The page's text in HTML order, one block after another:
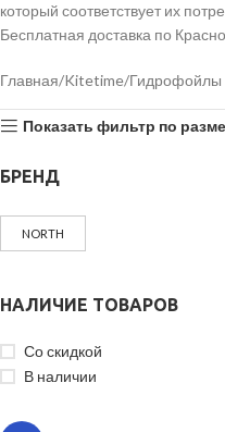
который соответствует их
Бесплатная доставка по
Главная Kitetime Гидрофойлы
Показать фильтр по
БРЕНД
NORTH
НАЛИЧИЕ ТОВАРОВ
Со скидкой
В наличии